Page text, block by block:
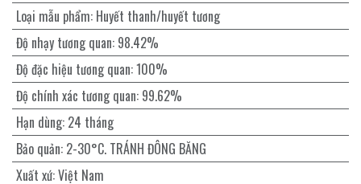
Loại mẫu phẩm: Huyết thanh/huyết tương
Độ nhạy tương quan: 98.42%
Độ đặc hiệu tương quan:100%
Độ chính xác tương quan: 99.62%
Hạn dùng: 24 tháng
Bảo quản: 2-30°C. TRÁNH ĐÔNG BĂNG
Xuất xứ:Việt Nam